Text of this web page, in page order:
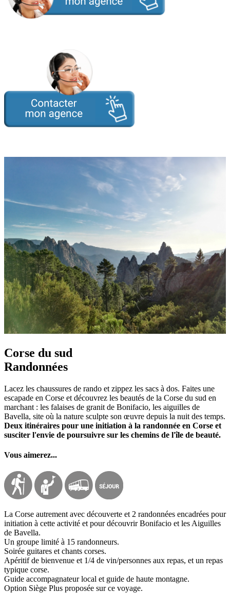
Corse du sud
Randonnées
Lacez les chaussures de rando et zippez les sacs à dos. Faites une
escapade en Corse et découvrez les beautés de la Corse du sud en
marchant : les falaises de granit de Bonifacio, les aiguilles de
Bavella, site où la nature sculpte son œuvre depuis la nuit des temps.
Deux itinéraires pour une initiation à la randonnée en Corse et
susciter l'envie de poursuivre sur les chemins de l'île de beauté.
Vous aimerez...
La Corse autrement avec découverte et 2 randonnées encadrées pour
initiation à cette activité et pour découvrir Bonifacio et les Aiguilles
de Bavella.
Un groupe limité à 15 randonneurs.
Soirée guitares et chants corses.
Apéritif de bienvenue et 1/4 de vin/personnes aux repas, et un repas
typique corse.
Guide accompagnateur local et guide de haute montagne.
Option Siège Plus proposée sur ce voyage.